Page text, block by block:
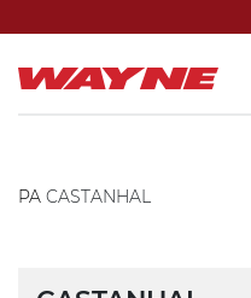
PA CASTANHAL